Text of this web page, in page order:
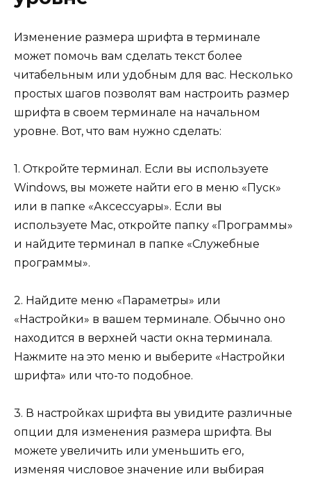
Изменение размера шрифта в терминале
может помочь вам сделать текст более
читабельным или удобным для вас. Несколько
простых шагов позволят вам настроить размер
шрифта в своем терминале на начальном
уровне. Вот, что вам нужно сделать:
1. Откройте терминал. Если вы используете
Windows, вы можете найти его в меню «Пуск»
или в папке «Аксессуары». Если вы
используете Mac, откройте папку «Программы»
и найдите терминал в папке «Служебные
программы».
2. Найдите меню «Параметры» или
«Настройки» в вашем терминале. Обычно оно
находится в верхней части окна терминала.
Нажмите на это меню и выберите «Настройки
шрифта» или что-то подобное.
3. В настройках шрифта вы увидите различные
опции для изменения размера шрифта. Вы
можете увеличить или уменьшить его,
изменяя числовое значение или выбирая